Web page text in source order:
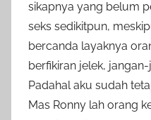
sikapnya yang belum
seks sedikitpun,
bercanda layaknya
berfikiran jelek, jangan-
Padahal aku sudah
Mas Ronny lah orang